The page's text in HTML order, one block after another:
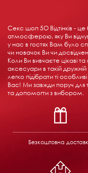
Секс шоп 5О Відтінків -
атмосферою, яку Ви
у нас в гостях Вам було
чи новачок Ви чи
Коли Ви вивчаєте цікаві
аксесуари в такій
легко підібрати ті
Вас! Ми завжди поруч для
та допомогти з вибором.
Безкоштовна